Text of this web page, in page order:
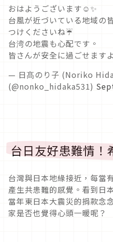
おはようございます☺️✨
台風が近づいている地域の
つけくださいね☔️
台湾の地震も心配です。
皆さんが安全に過ごせます
— 日髙のり子 (Noriko
(@nonko_hidaka531)
台日友好患難情！
台灣與日本地緣接近，每當
產生共患難的感覺。看到日
當年東日本大震災的捐款念
家是否也覺得心頭一暖呢？